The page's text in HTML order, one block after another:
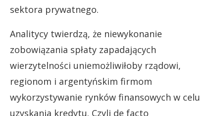
sektora prywatnego.
Analitycy twierdzą, że niewykonanie
zobowiązania spłaty zapadających
wierzytelności uniemożliwiłoby rządowi,
regionom i argentyńskim firmom
wykorzystywanie rynków finansowych w celu
uzyskania kredytu. Czyli de facto